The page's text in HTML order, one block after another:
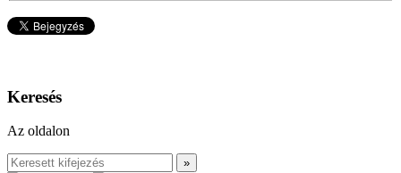
Keresés
Az oldalon